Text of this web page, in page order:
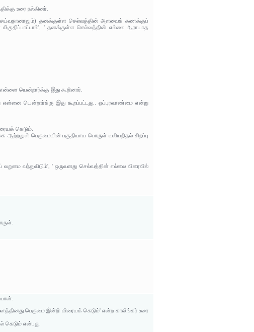
உரை நல்கினர்.
தனக்குள்ள செல்வத்தின் அளவைக் கணக்குப்
' தனக்குள்ள செல்வத்தின் எல்லை ஆராயாத
யென்றார்க்கு இது கூறினார்.
என்னை யென்றார்க்கு இது கூறப்பட்டது.. ஒப்புரவாண்மை என்று
கெடும்.
ஆற்றலுள் பெருமையின் பகுதியாய பொருள் வலியறிதல் சிறப்பு
வந்துவிடும்', ' ஒருவனது செல்வத்தின் எல்லை விரைவில்
பெருமை இன்றி விரையக் கெடும்' என்ற காலிங்கர் உரை
கெடும் என்பது.